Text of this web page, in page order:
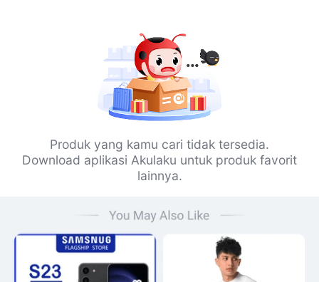
Produk yang kamu cari tidak tersedia.
Download aplikasi Akulaku untuk produk favorit
lainnya.